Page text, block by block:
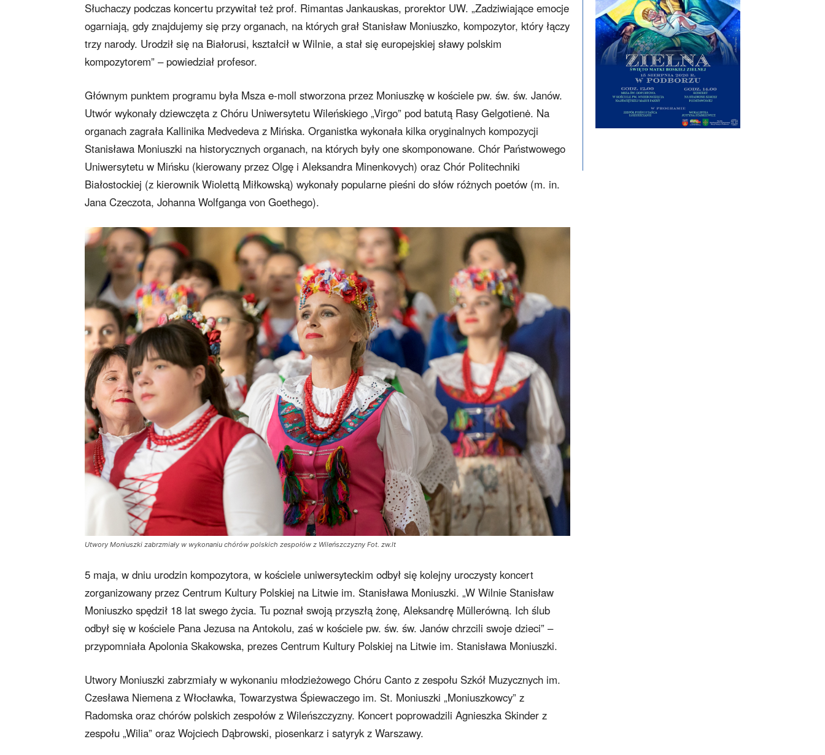
Słuchaczy podczas koncertu przywitał też prof. Rimantas Jankauskas, prorektor UW. „Zadziwiające emocje
ogarniają, gdy znajdujemy się przy organach, na których grał Stanisław Moniuszko, kompozytor, który łączy
trzy narody. Urodził się na Białorusi, kształcił w Wilnie, a stał się europejskiej sławy polskim
kompozytorem” – powiedział profesor.
Głównym punktem programu była Msza e-moll stworzona przez Moniuszkę w kościele pw. św. św. Janów.
Utwór wykonały dziewczęta z Chóru Uniwersytetu Wileńskiego „Virgo” pod batutą Rasy Gelgotienė. Na
organach zagrała Kallinika Medvedeva z Mińska. Organistka wykonała kilka oryginalnych kompozycji
Stanisława Moniuszki na historycznych organach, na których były one skomponowane. Chór Państwowego
Uniwersytetu w Mińsku (kierowany przez Olgę i Aleksandra Minenkovych) oraz Chór Politechniki
Białostockiej (z kierownik Wiolettą Miłkowską) wykonały popularne pieśni do słów różnych poetów (m. in.
Jana Czeczota, Johanna Wolfganga von Goethego).
Utwory Moniuszki zabrzmiały w wykonaniu chórów polskich zespołów z Wileńszczyzny Fot. zw.lt
5 maja, w dniu urodzin kompozytora, w kościele uniwersyteckim odbył się kolejny uroczysty koncert
zorganizowany przez Centrum Kultury Polskiej na Litwie im. Stanisława Moniuszki. „W Wilnie Stanisław
Moniuszko spędził 18 lat swego życia. Tu poznał swoją przyszłą żonę, Aleksandrę Müllerówną. Ich ślub
odbył się w kościele Pana Jezusa na Antokolu, zaś w kościele pw. św. św. Janów chrzcili swoje dzieci” –
przypomniała Apolonia Skakowska, prezes Centrum Kultury Polskiej na Litwie im. Stanisława Moniuszki.
Utwory Moniuszki zabrzmiały w wykonaniu młodzieżowego Chóru Canto z zespołu Szkół Muzycznych im.
Czesława Niemena z Włocławka, Towarzystwa Śpiewaczego im. St. Moniuszki „Moniuszkowcy” z
Radomska oraz chórów polskich zespołów z Wileńszczyzny. Koncert poprowadzili Agnieszka Skinder z
zespołu „Wilia” oraz Wojciech Dąbrowski, piosenkarz i satyryk z Warszawy.